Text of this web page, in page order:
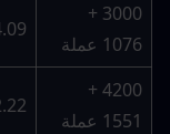
1076 عملة
1551 عملة